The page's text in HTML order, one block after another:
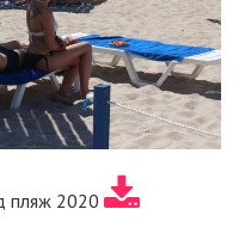
пляж 2020